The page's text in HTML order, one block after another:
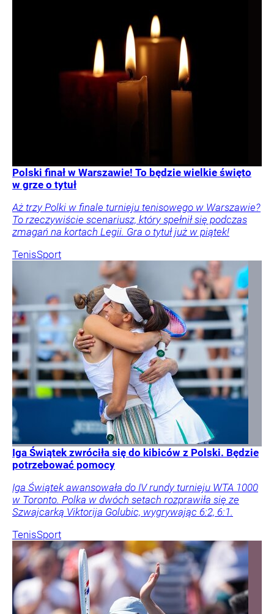
Polski finał w Warszawie! To będzie wielkie święto
w grze o tytuł
Aż trzy Polki w finale turnieju tenisowego w Warszawie?
To rzeczywiście scenariusz, który spełnił się podczas
zmagań na kortach Legii. Gra o tytuł już w piątek!
TenisSport
Iga Świątek zwróciła się do kibiców z Polski. Będzie
potrzebować pomocy
Iga Świątek awansowała do IV rundy turnieju WTA 1000
w Toronto. Polka w dwóch setach rozprawiła się ze
Szwajcarką Viktorija Golubic, wygrywając 6:2, 6:1.
TenisSport